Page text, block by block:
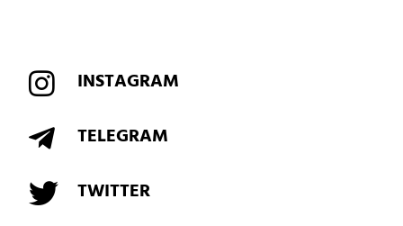
INSTAGRAM
TELEGRAM
TWITTER